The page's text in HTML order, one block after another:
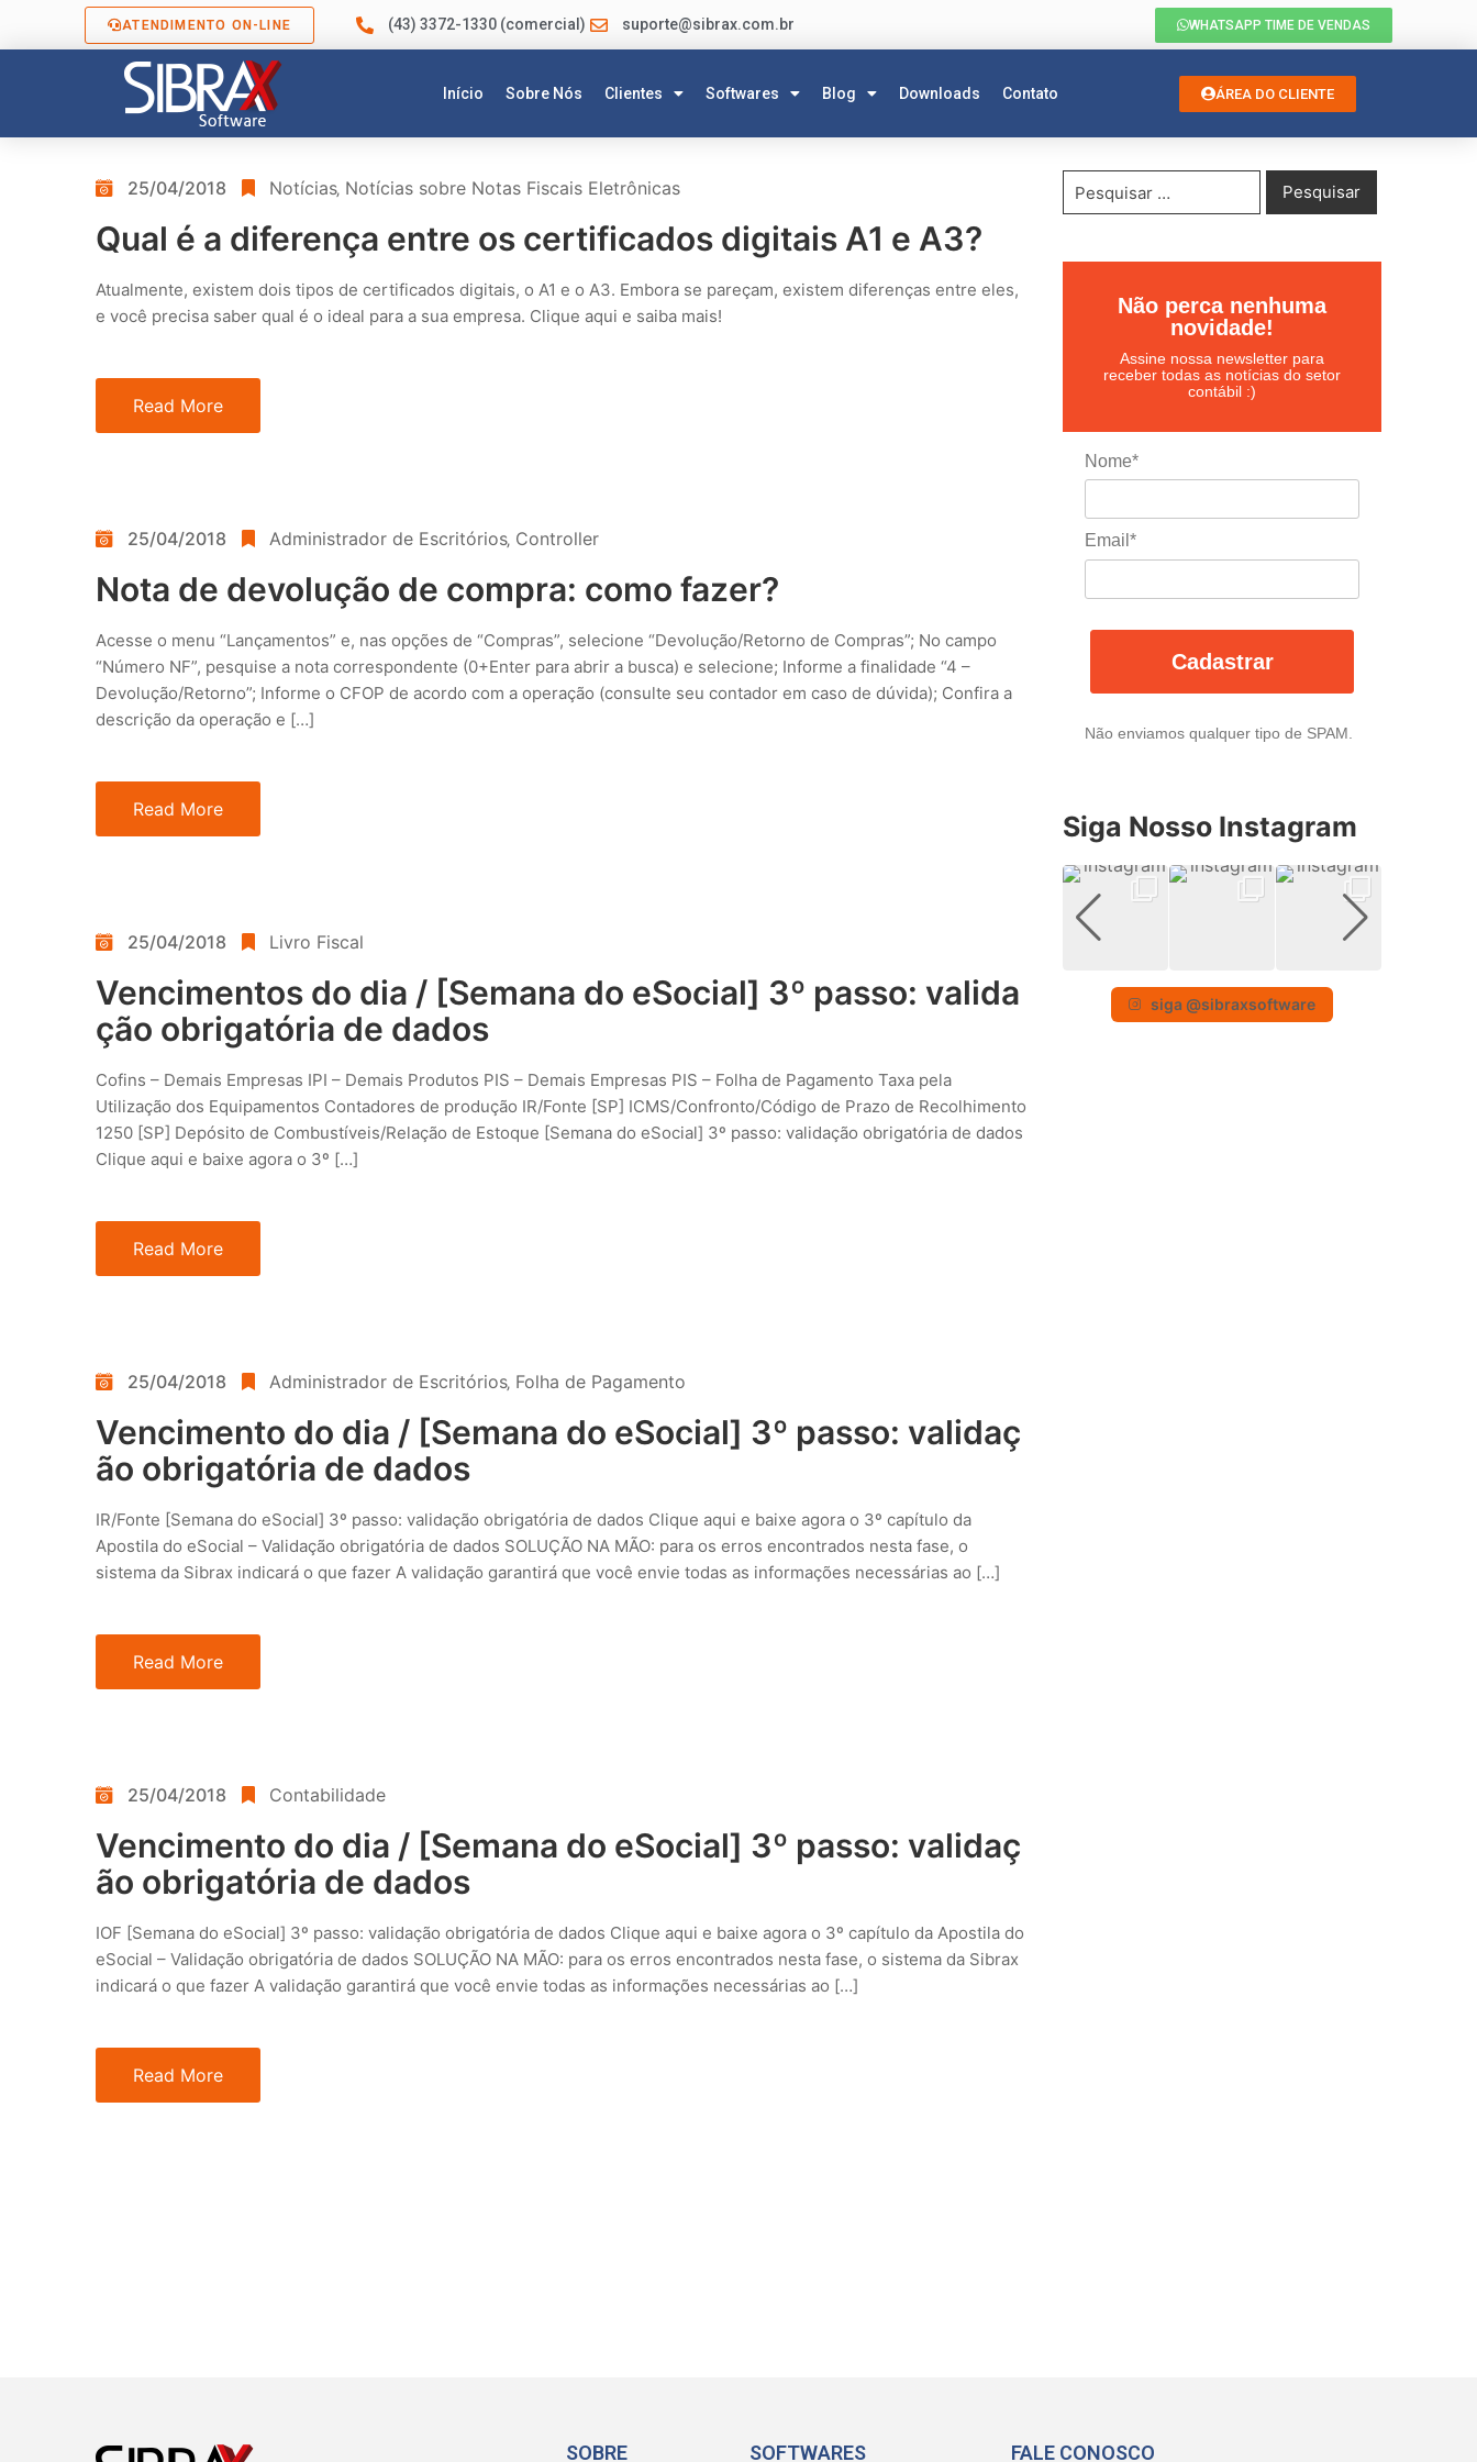
ATENDIMENTO ON-LINE (43) 3372-1330 (comercial) suporte@sibrax.com.br WHATSAPP TIME DE VENDAS
Início Sobre Nós Clientes Softwares Blog Downloads Contato ÁREA DO CLIENTE
25/04/2018 Notícias‚ Notícias sobre Notas Fiscais Eletrônicas
Qual é a diferença entre os certificados digitais A1 e A3?
Atualmente, existem dois tipos de certificados digitais, o A1 e o A3. Embora se pareçam, existem diferenças entre eles,
e você precisa saber qual é o ideal para a sua empresa. Clique aqui e saiba mais!
Read More
25/04/2018 Administrador de Escritórios‚ Controller
Nota de devolução de compra: como fazer?
Acesse o menu “Lançamentos” e, nas opções de “Compras”, selecione “Devolução/Retorno de Compras”; No campo
“Número NF”, pesquise a nota correspondente (0+Enter para abrir a busca) e selecione; Informe a finalidade “4 –
Devolução/Retorno”; Informe o CFOP de acordo com a operação (consulte seu contador em caso de dúvida); Confira a
descrição da operação e […]
Read More
25/04/2018 Livro Fiscal
Vencimentos do dia / [Semana do eSocial] 3º passo: valida
ção obrigatória de dados
Cofins – Demais Empresas IPI – Demais Produtos PIS – Demais Empresas PIS – Folha de Pagamento Taxa pela
Utilização dos Equipamentos Contadores de produção IR/Fonte [SP] ICMS/Confronto/Código de Prazo de Recolhimento
1250 [SP] Depósito de Combustíveis/Relação de Estoque [Semana do eSocial] 3º passo: validação obrigatória de dados
Clique aqui e baixe agora o 3º […]
Read More
25/04/2018 Administrador de Escritórios‚ Folha de Pagamento
Vencimento do dia / [Semana do eSocial] 3º passo: validaç
ão obrigatória de dados
IR/Fonte [Semana do eSocial] 3º passo: validação obrigatória de dados Clique aqui e baixe agora o 3º capítulo da
Apostila do eSocial – Validação obrigatória de dados SOLUÇÃO NA MÃO: para os erros encontrados nesta fase, o
sistema da Sibrax indicará o que fazer A validação garantirá que você envie todas as informações necessárias ao […]
Read More
25/04/2018 Contabilidade
Vencimento do dia / [Semana do eSocial] 3º passo: validaç
ão obrigatória de dados
IOF [Semana do eSocial] 3º passo: validação obrigatória de dados Clique aqui e baixe agora o 3º capítulo da Apostila do
eSocial – Validação obrigatória de dados SOLUÇÃO NA MÃO: para os erros encontrados nesta fase, o sistema da Sibrax
indicará o que fazer A validação garantirá que você envie todas as informações necessárias ao […]
Read More
Não perca nenhuma
novidade!
Assine nossa newsletter para
receber todas as notícias do setor
contábil :)
Nome*
Email*
Cadastrar
Não enviamos qualquer tipo de SPAM.
Siga Nosso Instagram
siga @sibraxsoftware
SOBRE SOFTWARES FALE CONOSCO